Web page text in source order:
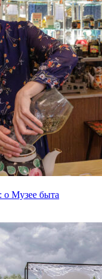
о Музее быта